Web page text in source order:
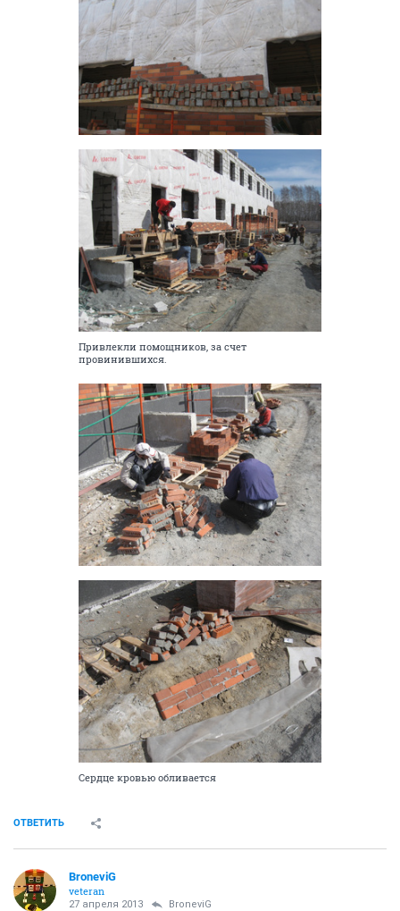
Привлекли помощников, за счет
провинившихся.
Сердце кровью обливается
ОТВЕТИТЬ
BroneviG
veteran
27 апреля 2013 BroneviG